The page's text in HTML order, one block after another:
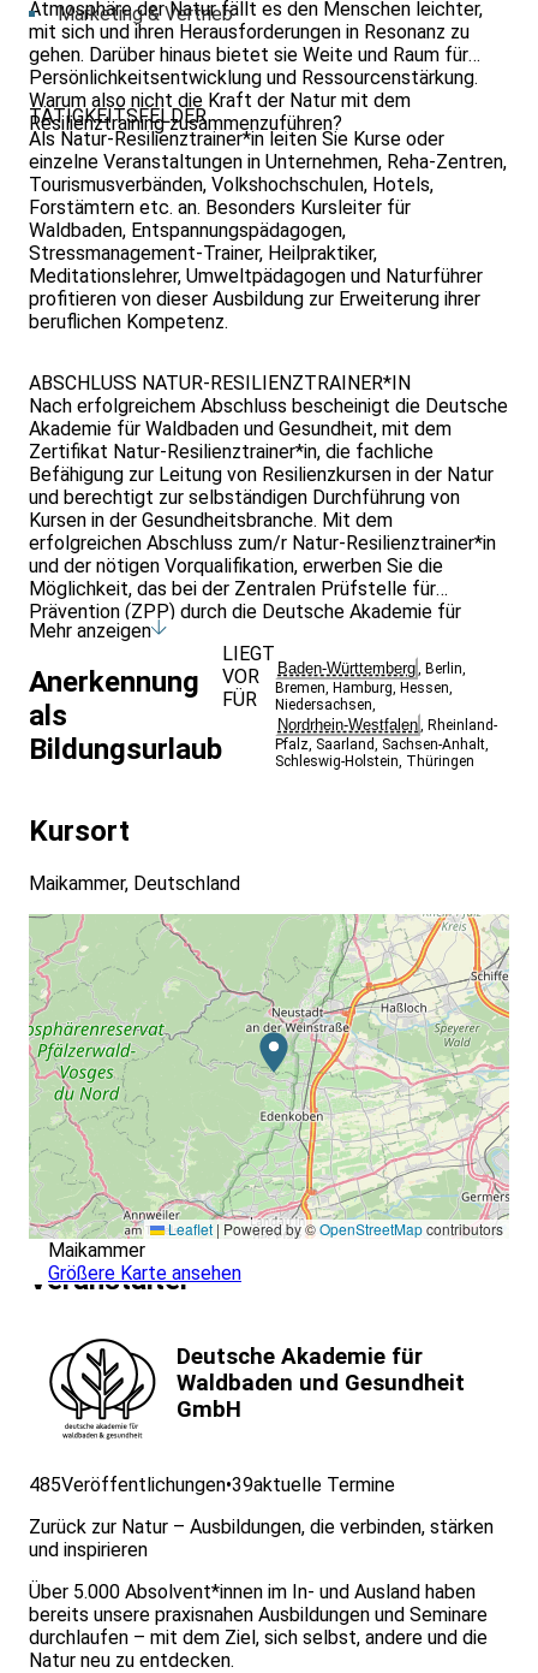
Marketing & Vertrieb
Atmosphäre der Natur fällt es den Menschen leichter,
mit sich und ihren Herausforderungen in Resonanz zu
gehen. Darüber hinaus bietet sie Weite und Raum für
Persönlichkeitsentwicklung und Ressourcenstärkung.
Warum also nicht die Kraft der Natur mit dem
Resilienztraining zusammenzuführen?
TÄTIGKEITSFELDER
Als Natur-Resilienztrainer*in leiten Sie Kurse oder
einzelne Veranstaltungen in Unternehmen, Reha-Zentren,
Tourismusverbänden, Volkshochschulen, Hotels,
Forstämtern etc. an. Besonders Kursleiter für
Waldbaden, Entspannungspädagogen,
Stressmanagement-Trainer, Heilpraktiker,
Meditationslehrer, Umweltpädagogen und Naturführer
profitieren von dieser Ausbildung zur Erweiterung ihrer
beruflichen Kompetenz.
ABSCHLUSS NATUR-RESILIENZTRAINER*IN
Nach erfolgreichem Abschluss bescheinigt die Deutsche
Akademie für Waldbaden und Gesundheit, mit dem
Zertifikat Natur-Resilienztrainer*in, die fachliche
Befähigung zur Leitung von Resilienzkursen in der Natur
und berechtigt zur selbständigen Durchführung von
Kursen in der Gesundheitsbranche. Mit dem
erfolgreichen Abschluss zum/r Natur-Resilienztrainer*in
und der nötigen Vorqualifikation, erwerben Sie die
Möglichkeit, das bei der Zentralen Prüfstelle für
Prävention (ZPP) durch die Deutsche Akademie für
Waldbaden und Gesundheit, hinterlegte 8-Wochen-
Kurskonzept zu nutzen und den gesetzlichen
Krankenkassen anzubieten.1) (Konzept-ID: 20200415-
S13844; 20201222-V17330)
Mehr anzeigen
Anerkennung
als
Bildungsurlaub
LIEGT
VOR
FÜR
Baden-Württemberg Berlin
Bremen Hamburg Hessen
Niedersachsen
Nordrhein-Westfalen Rheinland-
Pfalz Saarland Sachsen-Anhalt
Schleswig-Holstein Thüringen
Kursort
Maikammer, Deutschland
Leaflet | Powered by ©OpenStreetMapcontributors
Maikammer
Größere Karte ansehen
Veranstalter
Deutsche Akademie für
Waldbaden und Gesundheit
GmbH
485Veröffentlichungen•39aktuelle Termine
Zurück zur Natur – Ausbildungen, die verbinden, stärken
und inspirieren
Über 5.000 Absolvent*innen im In- und Ausland haben
bereits unsere praxisnahen Ausbildungen und Seminare
durchlaufen – mit dem Ziel, sich selbst, andere und die
Natur neu zu entdecken.